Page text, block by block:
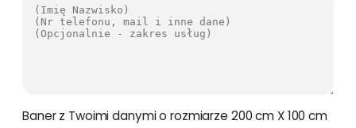
Baner z Twoimi danymi o rozmiarze 200 cm X 100 cm